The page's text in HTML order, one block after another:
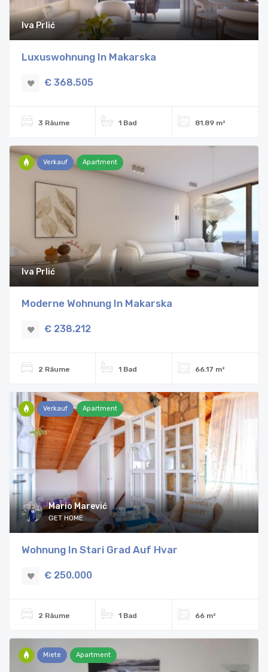
Iva Prlić
Luxuswohnung In Makarska
€ 368.505
3 Räume 1 Bad 81.89 m²
Iva Prlić
Verkauf Apartment
Moderne Wohnung In Makarska
€ 238.212
2 Räume 1 Bad 66.17 m²
Mario Marević
GET HOME
Verkauf Apartment
Wohnung In Stari Grad Auf Hvar
€ 250.000
2 Räume 1 Bad 66 m²
Miete Apartment